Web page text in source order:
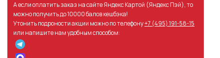
А если оплатить заказ на сайте Яндекс Картой (Яндекс Пэй), то
можно получить до 10000 балов кешбэка!
Утонить подроности акции можно по телефону+7 (495) 191-58-15
или напишите нам удобным способом: